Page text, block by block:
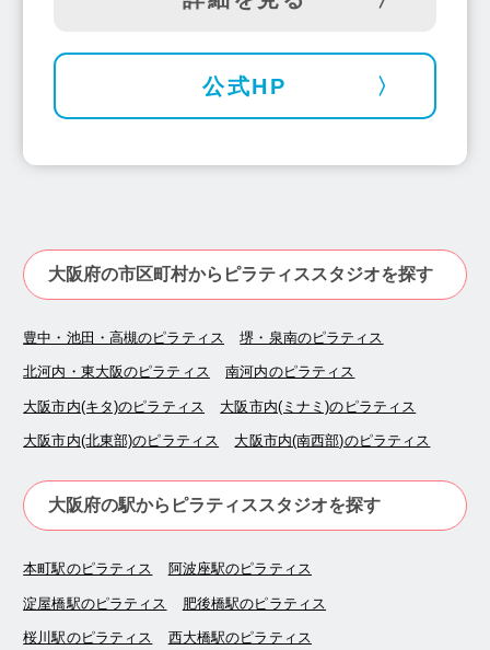
公式HP
大阪府の市区町村からピラティススタジオを探す
豊中・池田・高槻のピラティス 堺・泉南のピラティス
北河内・東大阪のピラティス 南河内のピラティス
大阪市内(キタ)のピラティス 大阪市内(ミナミ)のピラティス
大阪市内(北東部)のピラティス 大阪市内(南西部)のピラティス
大阪府の駅からピラティススタジオを探す
本町駅のピラティス 阿波座駅のピラティス
淀屋橋駅のピラティス 肥後橋駅のピラティス
桜川駅のピラティス 西大橋駅のピラティス